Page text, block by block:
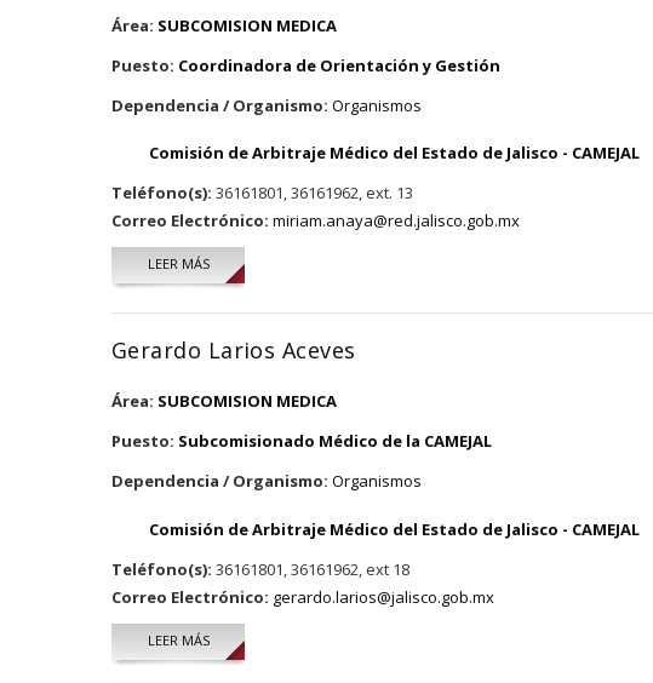
Área: SUBCOMISION MEDICA
Puesto: Coordinadora de Orientación y Gestión
Dependencia / Organismo: Organismos
Comisión de Arbitraje Médico del Estado de Jalisco - CAMEJAL
Teléfono(s): 36161801, 36161962, ext. 13
Correo Electrónico: miriam.anaya@red.jalisco.gob.mx
LEER MÁSSOBRE MIRIAM IVETTE ANAYA JIMÉNEZ
Gerardo Larios Aceves
Área: SUBCOMISION MEDICA
Puesto: Subcomisionado Médico de la CAMEJAL
Dependencia / Organismo: Organismos
Comisión de Arbitraje Médico del Estado de Jalisco - CAMEJAL
Teléfono(s): 36161801, 36161962, ext 18
Correo Electrónico: gerardo.larios@jalisco.gob.mx
LEER MÁSSOBRE GERARDO LARIOS ACEVES